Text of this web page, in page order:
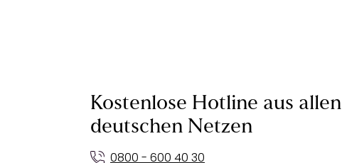
Kostenlose Hotline aus allen
deutschen Netzen
0800 - 600 40 30